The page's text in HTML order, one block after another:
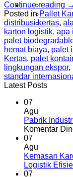
Continue reading →
Posted inPallet
distribusi kertas,
karton logistik, apa
palet
hemat biaya, palet
Kertas, palet
lingkungan ekspor,
standar
Latest Posts
07
Agu
Pabrik
Komentar
07
Agu
Kemasan
Logistik
07